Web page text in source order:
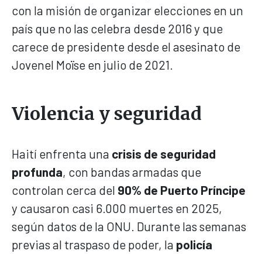
con la misión de organizar elecciones en un
país que no las celebra desde 2016 y que
carece de presidente desde el asesinato de
Jovenel Moïse en julio de 2021.
Violencia y seguridad
Haití enfrenta una crisis de seguridad
profunda, con bandas armadas que
controlan cerca del 90% de Puerto Príncipe
y causaron casi 6.000 muertes en 2025,
según datos de la ONU. Durante las semanas
previas al traspaso de poder, la policía